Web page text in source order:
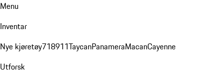
Menu
Inventar
Nye kjøretøy718911TaycanPanameraMacanCayenne
Utforsk